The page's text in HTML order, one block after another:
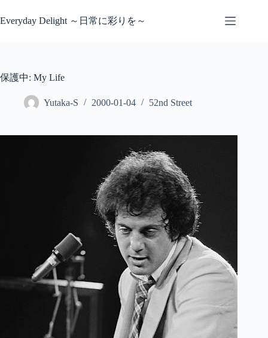
ン
ス
Everyday Delight ～日常に彩りを～
保護中: My Life
Yutaka-S 2000-01-04 52nd Street